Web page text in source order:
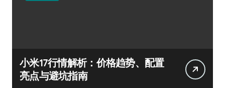
小米17行情解析：价格趋势、配置
亮点与避坑指南